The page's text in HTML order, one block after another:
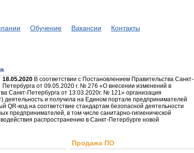
Обучение Вакансии Контакты
18.05.2020 В соответствии с Постановлением Правительства Санкт-
Петербурга от 09.05.2020 г. № 276 «О внесении изменений в
Санкт-Петербурга от 13.03.2020г. № 121» организация
деятельность и получила на Едином портале предпринимателей
QR-код на соответствие стандартам безопасной деятельности
предпринимателей, в том числе санитарно-гигиенической
распространению в Санкт-Петербурге новой
Продажа ПО